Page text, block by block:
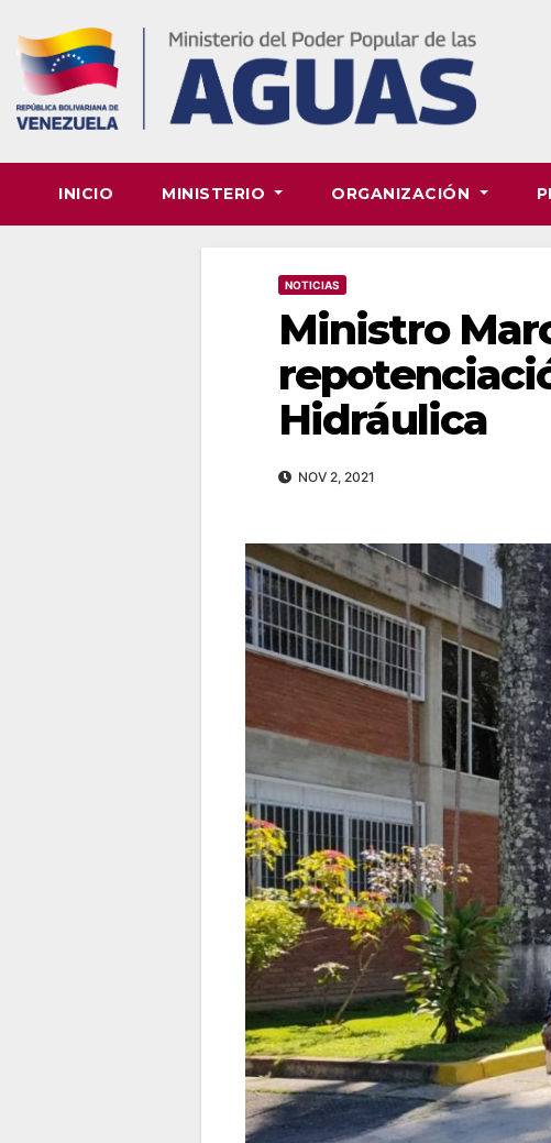
content
INICIO MINISTERIO ORGANIZACIÓN
NOTICIAS
Ministro
Hidráulica
NOV 2, 2021